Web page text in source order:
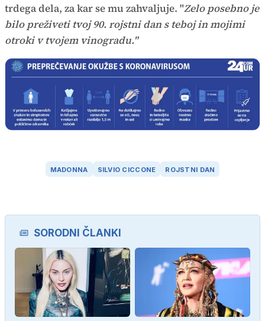
trdega dela, za kar se mu zahvaljuje. "Zelo posebno je
bilo preživeti tvoj 90. rojstni dan s teboj in mojimi
otroki v tvojem vinogradu."
MADONNA SILVIO CICCONE ROJSTNI DAN
SORODNI ČLANKI